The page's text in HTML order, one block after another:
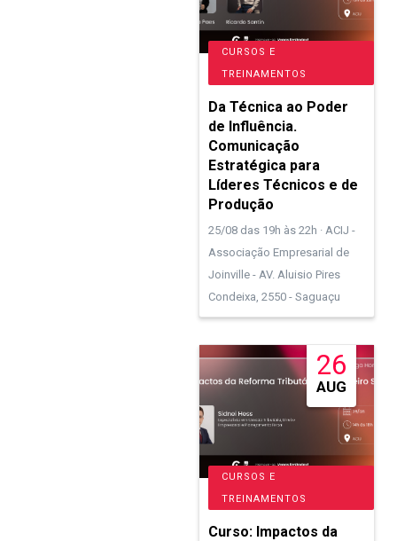
CURSOS E
TREINAMENTOS
Da Técnica ao Poder
de Influência.
Comunicação
Estratégica para
Líderes Técnicos e de
Produção
25/08 das 19h às 22h · ACIJ -
Associação Empresarial de
Joinville - AV. Aluisio Pires
Condeixa, 2550 - Saguaçu
26
AUG
CURSOS E
TREINAMENTOS
Curso: Impactos da